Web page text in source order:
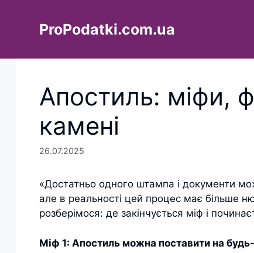
ProPodatki.com.ua
Апостиль: міфи,
камені
26.07.2025
«Достатньо одного штампа і документи
але в реальності цей процес має більше
розберімося: де закінчується міф і
Міф 1: Апостиль можна поставити на